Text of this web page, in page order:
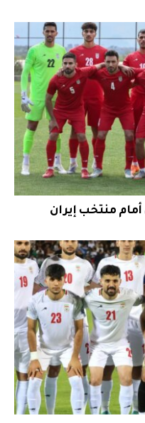
منتخب إيران